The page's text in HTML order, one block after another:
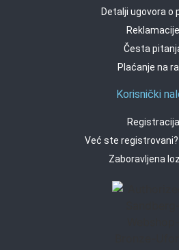
Detalji ugovora o
Reklamacije
Česta
Plaćanje na
Korisnički
Registracija
Već ste registrovani?
Zaboravljena